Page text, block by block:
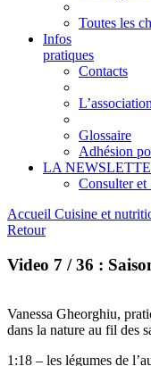
Toutes les
Infos
pratiques
Contacts
L’association
Glossaire
Adhésion
LA
Consulter
Accueil Cuisine et
Retour
Video 7 / 36 :
Vanessa Gheorghiu,
dans la nature au fil des
1:18 – les légumes de